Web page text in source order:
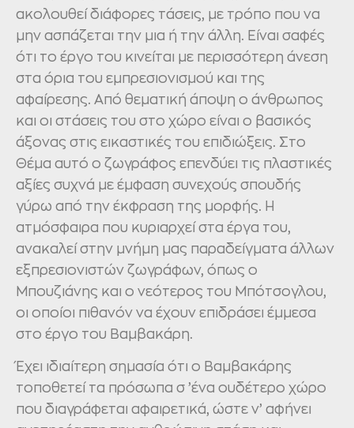
ακολουθεί διάφορες τάσεις, με τρόπο που να
μην ασπάζεται την μια ή την άλλη. Είναι σαφές
ότι το έργο του κινείται με περισσότερη άνεση
στα όρια του εμπρεσιονισμού και της
αφαίρεσης. Από θεματική άποψη ο άνθρωπος
και οι στάσεις του στο χώρο είναι ο βασικός
άξονας στις εικαστικές του επιδιώξεις. Στο
Θέμα αυτό ο ζωγράφος επενδύει τις πλαστικές
αξίες συχνά με έμφαση συνεχούς σπουδής
γύρω από την έκφραση της μορφής. Η
ατμόσφαιρα που κυριαρχεί στα έργα του,
ανακαλεί στην μνήμη μας παραδείγματα άλλων
εξπρεσιονιστών ζωγράφων, όπως ο
Μπουζιάνης και ο νεότερος του Μπότσογλου,
οι οποίοι πιθανόν να έχουν επιδράσει έμμεσα
στο έργο του Βαμβακάρη.
Έχει ιδιαίτερη σημασία ότι ο Βαμβακάρης
τοποθετεί τα πρόσωπα σ ’ένα ουδέτερο χώρο
που διαγράφεται αφαιρετικά, ώστε ν’ αφήνει